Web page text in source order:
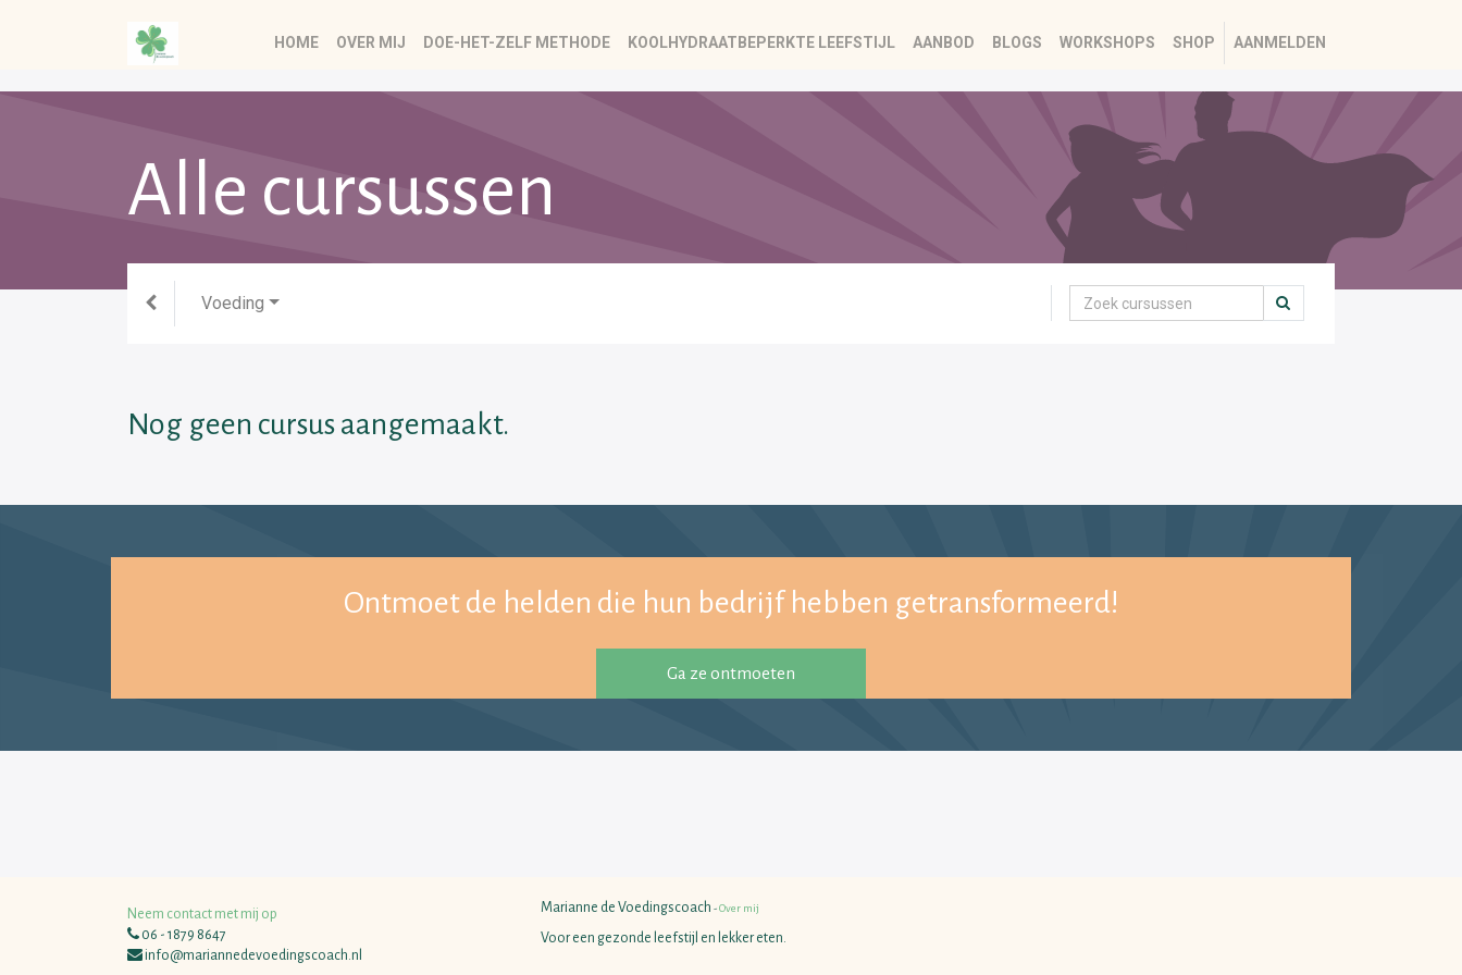
HOME OVER MIJ DOE-HET-ZELF METHODE KOOLHYDRAATBEPERKTE LEEFSTIJL AANBOD BLOGS WORKSHOPS SHOP AANMELDEN
Alle cursussen
Voeding
Nog geen cursus aangemaakt.
Ontmoet de helden die hun bedrijf hebben getransformeerd!
Ga ze ontmoeten
Neem contact met mij op
06 - 1879 8647
info@mariannedevoedingscoach.nl
Marianne de Voedingscoach -Over mij
Voor een gezonde leefstijl en lekker eten.